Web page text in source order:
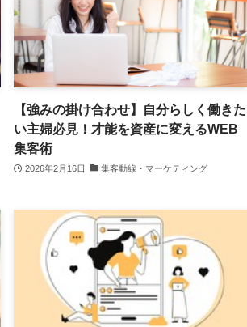
【強みの掛け合わせ】自分らしく働きた
い主婦必見！才能を資産に変えるWEB
集客術
2026年2月16日 集客動線・マーケティング